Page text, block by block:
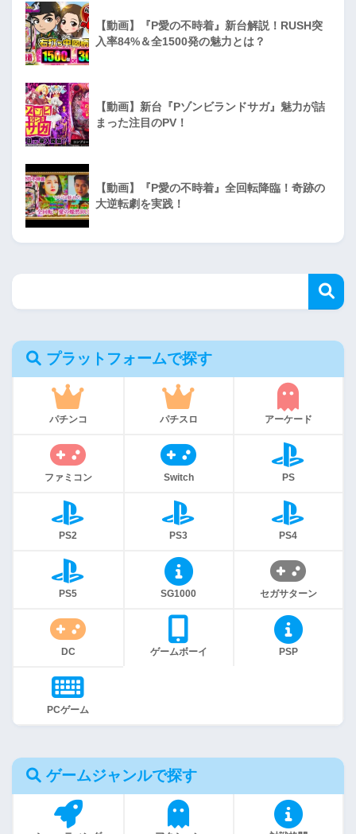
【動画】『P愛の不時着』新台解説！RUSH突
入率84%＆全1500発の魅力とは？
【動画】新台『Pゾンビランドサガ』魅力が詰
まった注目のPV！
【動画】『P愛の不時着』全回転降臨！奇跡の
大逆転劇を実践！
プラットフォームで探す
パチンコ パチスロ アーケード
ファミコン Switch PS
PS2 PS3 PS4
PS5 SG1000 セガサターン
DC ゲームボーイ PSP
PCゲーム
ゲームジャンルで探す